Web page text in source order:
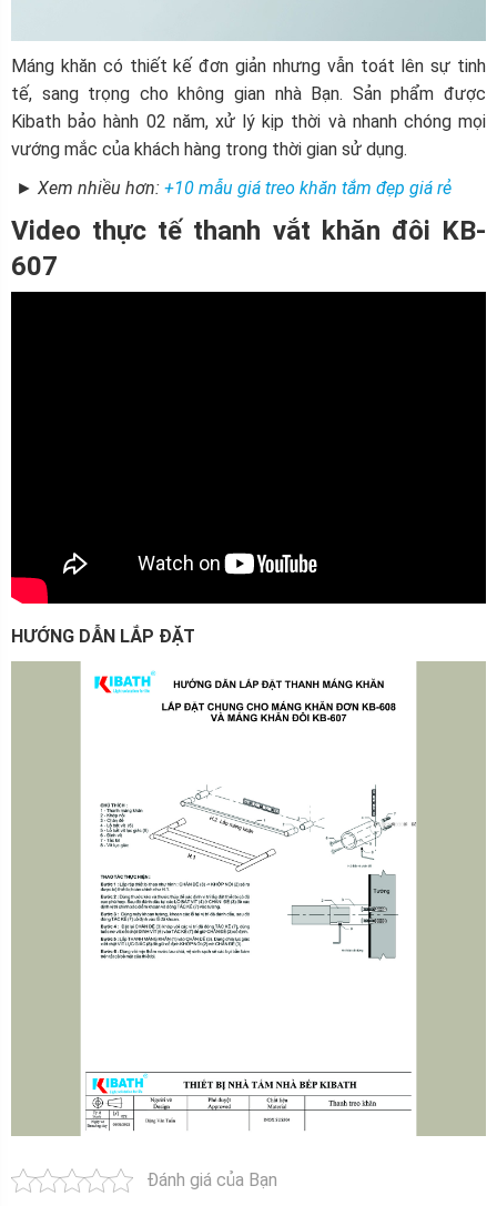
Máng khăn có thiết kế đơn giản nhưng vẫn toát lên sự tinh
tế, sang trọng cho không gian nhà Bạn. Sản phẩm được
Kibath bảo hành 02 năm, xử lý kịp thời và nhanh chóng mọi
vướng mắc của khách hàng trong thời gian sử dụng.
► Xem nhiều hơn: +10 mẫu giá treo khăn tắm đẹp giá rẻ
Video thực tế thanh vắt khăn đôi KB-
607
HƯỚNG DẪN LẮP ĐẶT
Đánh giá của Bạn